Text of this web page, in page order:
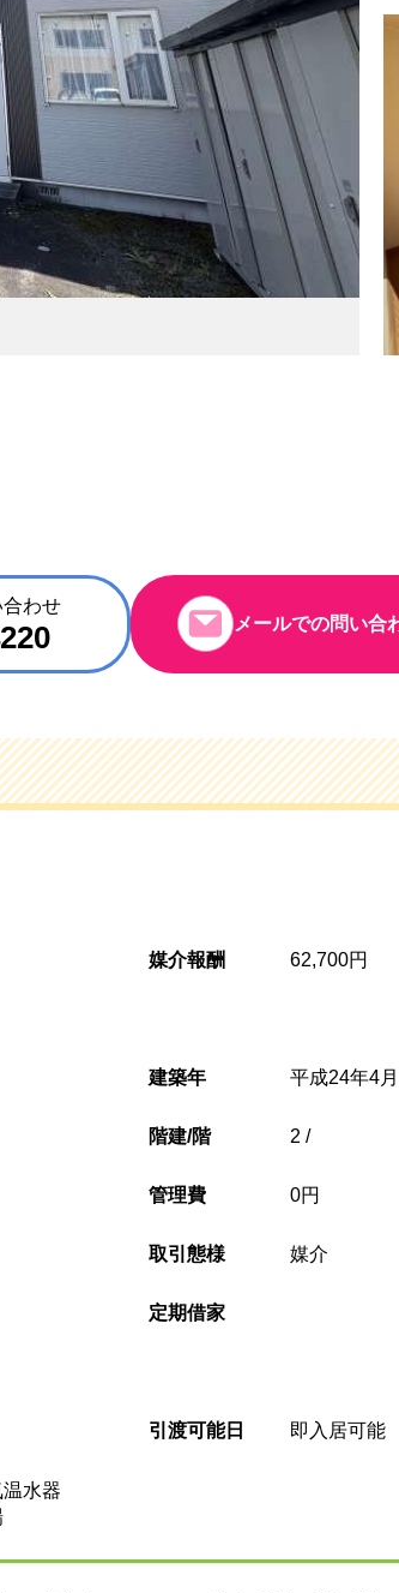
わせ
メールでの問い合
媒介報酬 62,700円
建築年 平成24年4
階建/階 2 /
管理費 0円
取引態様 媒介
定期借家
引渡可能日 即入居可能
水器